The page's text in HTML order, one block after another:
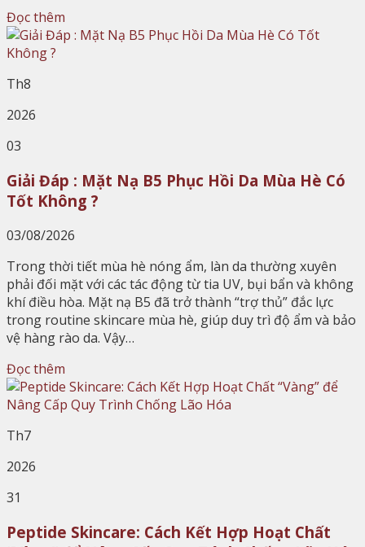
Đọc thêm
Th8
2026
03
Giải Đáp : Mặt Nạ B5 Phục Hồi Da Mùa Hè Có
Tốt Không ?
03/08/2026
Trong thời tiết mùa hè nóng ẩm, làn da thường xuyên
phải đối mặt với các tác động từ tia UV, bụi bẩn và không
khí điều hòa. Mặt nạ B5 đã trở thành “trợ thủ” đắc lực
trong routine skincare mùa hè, giúp duy trì độ ẩm và bảo
vệ hàng rào da. Vậy…
Đọc thêm
Th7
2026
31
Peptide Skincare: Cách Kết Hợp Hoạt Chất